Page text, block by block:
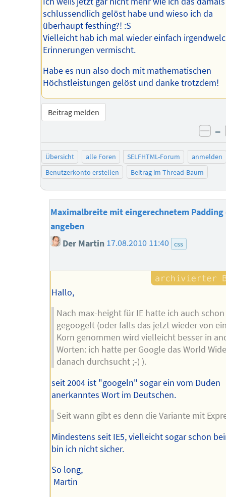
schlussendlich gelöst habe und wieso ich da
überhaupt festhing?! :S
Vielleicht hab ich mal wieder einfach
Erinnerungen vermischt.
Habe es nun also doch mit mathematischen
Höchstleistungen gelöst und danke trotzdem!
Beitrag melden
–
Übersicht alle Foren SELFHTML-Forum
anmelden
Benutzerkonto erstellen
Beitrag im Thread-Baum
Maximalbreite mit eingerechnetem Padding
angeben
Der Martin 17.08.2010 11:40 css
Hallo,
Nach max-height für IE hatte ich auch schon
gegoogelt (oder falls das jetzt wieder von
Korn genommen wird vielleicht besser in
Worten: ich hatte per Google das World
danach durchsucht ;-) ).
seit 2004 ist "googeln" sogar ein vom Duden
anerkanntes Wort im Deutschen.
Seit wann gibt es denn die Variante mit
Mindestens seit IE5, vielleicht sogar schon
bin ich nicht sicher.
So long,
Martin